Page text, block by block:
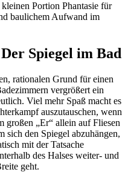
Portion Phantasie für
baulichem Aufwand im
Spiegel im Bad
rationalen Grund für einen
vergrößert ein
Viel mehr Spaß macht es
auszutauschen, wenn
großen „Er“ allein auf Fliesen
sich den Spiegel abzuhängen,
mit der Tatsache
des Halses weiter- und
geht.